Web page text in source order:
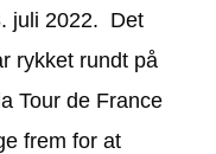
juli 2022. Det
rykket rundt på
Tour de France
frem for at